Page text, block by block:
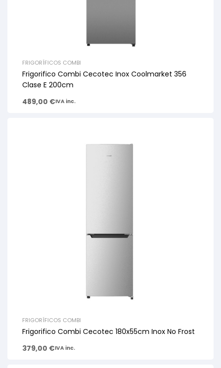
FRIGORÍFICOS COMBI
Frigorifico Combi Cecotec Inox Coolmarket 356
Clase E 200cm
489,00 €IVA inc.
FRIGORÍFICOS COMBI
Frigorifico Combi Cecotec 180x55cm Inox No Frost
379,00 €IVA inc.